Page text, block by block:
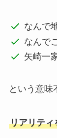
なんで
なんで
矢崎一
という意味
リアリティ